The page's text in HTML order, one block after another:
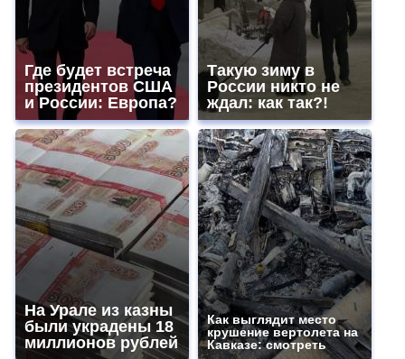
Где будет встреча
президентов США
и России: Европа?
Такую зиму в
России никто не
ждал: как так?!
На Урале из казны
были украдены 18
миллионов рублей
Как выглядит место
крушение вертолета на
Кавказе: смотреть